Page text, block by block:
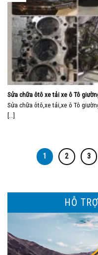
Sửa chữa ôtô xe tải xe ô Tô
Sửa chữa ôtô,xe tải,xe ô Tô
[...]
1 2 3
HỖ